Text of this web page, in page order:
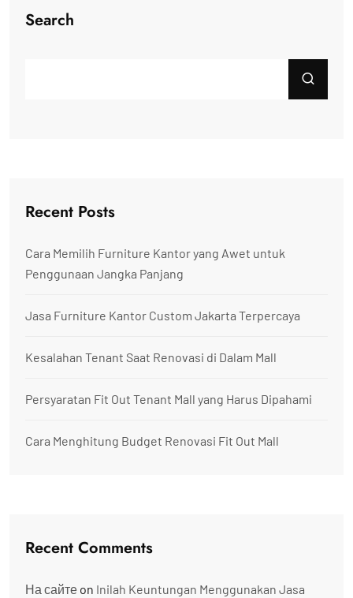
Search
Recent Posts
Cara Memilih Furniture Kantor yang Awet untuk
Penggunaan Jangka Panjang
Jasa Furniture Kantor Custom Jakarta Terpercaya
Kesalahan Tenant Saat Renovasi di Dalam Mall
Persyaratan Fit Out Tenant Mall yang Harus Dipahami
Cara Menghitung Budget Renovasi Fit Out Mall
Recent Comments
На сайте on Inilah Keuntungan Menggunakan Jasa